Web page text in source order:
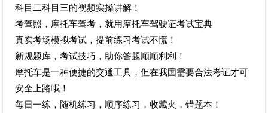
科目二科目三的视频实操讲解！
考驾照，摩托车驾考，就用摩托车驾驶证考试宝典
真实考场模拟考试，提前练习考试不慌！
新规题库，考试技巧，助你答题顺顺利利！
摩托车是一种便捷的交通工具，但在我国需要合法考证才可
安全上路哦！
每日一练，随机练习，顺序练习，收藏夹，错题本！